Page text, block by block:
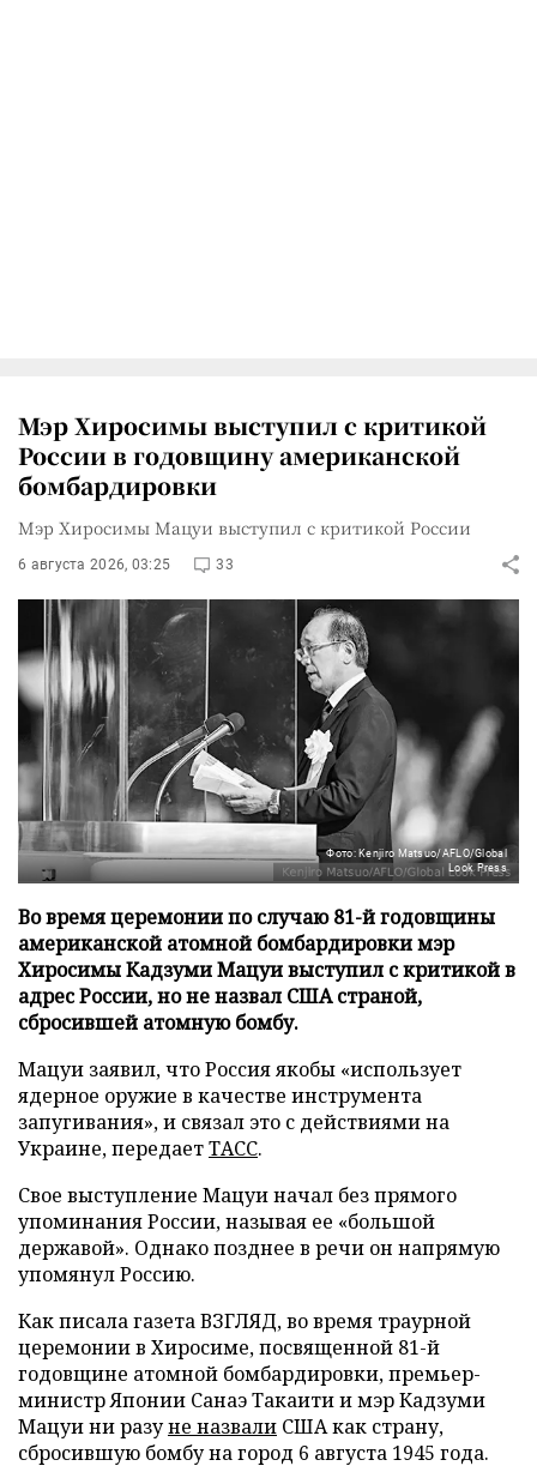
Мэр Хиросимы выступил с критикой
России в годовщину американской
бомбардировки
Мэр Хиросимы Мацуи выступил с критикой России
6 августа 2026, 03:25 33
Фото: Kenjiro Matsuo/AFLO/Global
Look Press
Во время церемонии по случаю 81-й годовщины
американской атомной бомбардировки мэр
Хиросимы Кадзуми Мацуи выступил с критикой в
адрес России, но не назвал США страной,
сбросившей атомную бомбу.
Мацуи заявил, что Россия якобы «использует
ядерное оружие в качестве инструмента
запугивания», и связал это с действиями на
Украине, передаетТАСС.
Свое выступление Мацуи начал без прямого
упоминания России, называя ее «большой
державой». Однако позднее в речи он напрямую
упомянул Россию.
Как писала газета ВЗГЛЯД, во время траурной
церемонии в Хиросиме, посвященной 81-й
годовщине атомной бомбардировки, премьер-
министр Японии Санаэ Такаити и мэр Кадзуми
Мацуи ни разуне назвали США как страну,
сбросившую бомбу на город 6 августа 1945 года.